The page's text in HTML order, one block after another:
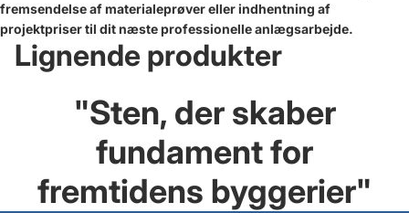
fremsendelse af materialeprøver eller indhentning af
projektpriser til dit næste professionelle anlægsarbejde.
Lignende produkter
"Sten, der skaber
fundament for
fremtidens byggerier"